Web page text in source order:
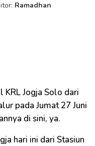
Ramadhan
KRL Jogja Solo dari
pada Jumat 27 Juni
di sini, ya.
hari ini dari Stasiun